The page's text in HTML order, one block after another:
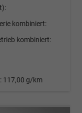
kombiniert:
kombiniert:
117,00 g/km